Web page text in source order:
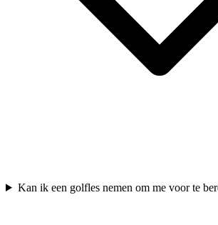
Kan ik een golfles nemen om me voor te